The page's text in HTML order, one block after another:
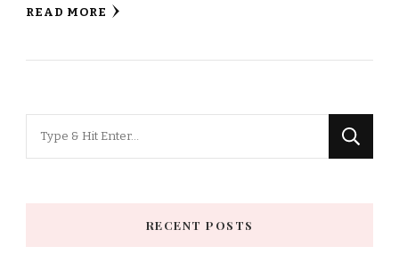
READ MORE
RECENT POSTS